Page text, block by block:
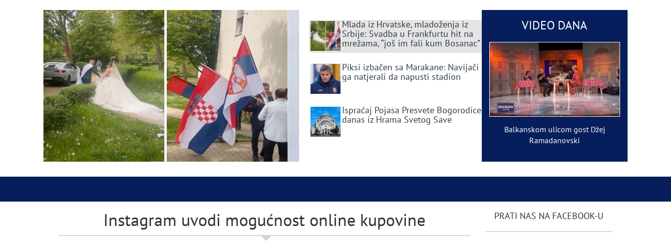
Mlada iz Hrvatske, mladoženja iz
Srbije: Svadba u Frankfurtu hit na
mrežama, “još im fali kum Bosanac”
Piksi izbačen sa Marakane: Navijači
ga natjerali da napusti stadion
Ispraćaj Pojasa Presvete Bogorodice
danas iz Hrama Svetog Save
VIDEO DANA
Balkanskom ulicom gost Džej
Ramadanovski
Instagram uvodi mogućnost online kupovine PRATI NAS NA FACEBOOK-U